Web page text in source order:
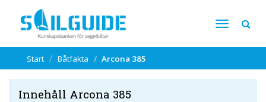
Start Båtfakta Arcona 385
Innehåll Arcona 385